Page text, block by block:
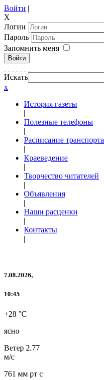
Войти |
X
Логин
Пароль
Запомнить меня
Войти
Искать
x
История газеты
|
Полезные телефоны
|
Расписание транспорта
|
Краеведение
|
Творчество читателей
|
Объявления
|
Наши расценки
|
Контакты
|
7.08.2026,
10:45
+28 °C
ясно
Ветер 2.77
м/с
761 мм рт с